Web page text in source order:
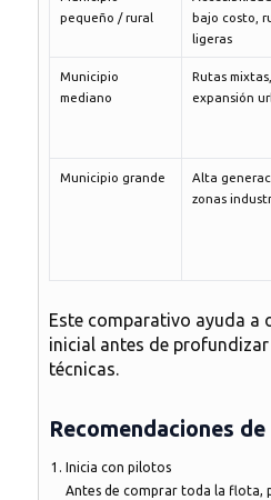
pequeño / rural
bajo costo,
ligeras
Municipio
mediano
Rutas mixtas,
expansión
Municipio grande
Alta
zonas
Este comparativo ayuda a
inicial antes de
técnicas.
Recomendaciones
Inicia con pilotos
Antes de comprar toda la flota,